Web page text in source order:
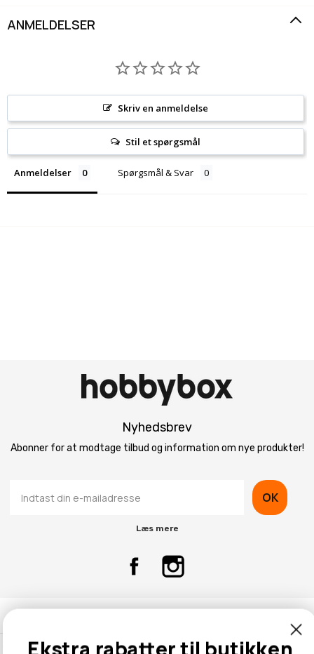
ANMELDELSER
Skriv en anmeldelse
Stil et spørgsmål
Anmeldelser Spørgsmål & Svar
Nyhedsbrev
Abonner for at modtage tilbud og information om nye produkter!
OK
Læs mere
Kundeservice
Ekstra rabatter til butikken